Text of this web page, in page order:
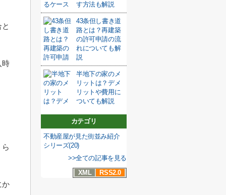
時
か
す方法も解説
43条但し書き道
路とは？再建築
の許可申請の流
れについても解
説
半地下の家のメ
リットは？デメ
リットや費用に
ついても解説
カテゴリ
不動産屋が見た街並み紹介
シリーズ(20)
>>全ての記事を見る
XML
RSS2.0